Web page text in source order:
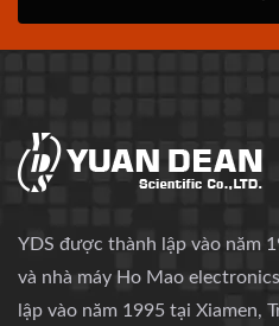
YDS được thành lập vào năm
và nhà máy Ho Mao
lập vào năm 1995 tại Xiamen,